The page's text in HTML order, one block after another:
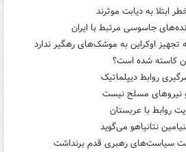
به دیابت موثرند
جاسوسی مرتبط با ایران
تجهیز اوکراین به موشک‌های رهگیر ندارد
کاسته شده است؟
روابط دیپلماتیک
نیروهای مسلح نیست
روابط با عربستان
نتانیاهو می‌گوید
سیاست‌های رهبری قدم برنداشت